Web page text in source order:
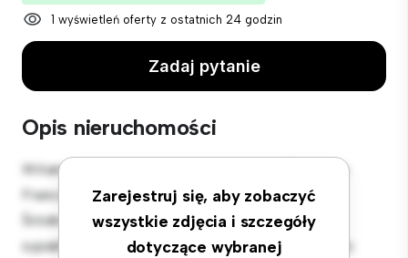
1 wyświetleń oferty z ostatnich 24 godzin
Zadaj pytanie
Opis nieruchomości
Zarejestruj się, aby zobaczyć
wszystkie zdjęcia i szczegóły
dotyczące wybranej
Witamy w Twojej nowej miejskiej oazie w Świętego
Franciszka Salezego, mazowieckie, Warszawa,
Śródmieście! Ten nowoczesny apartament z 2
sypialniami oferuje stylową i przytulną przestrzeń do